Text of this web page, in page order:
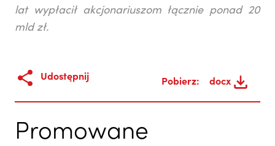
lat wypłacił akcjonariuszom łącznie ponad 20
mld zł.
Udostępnij Pobierz: docx
Promowane